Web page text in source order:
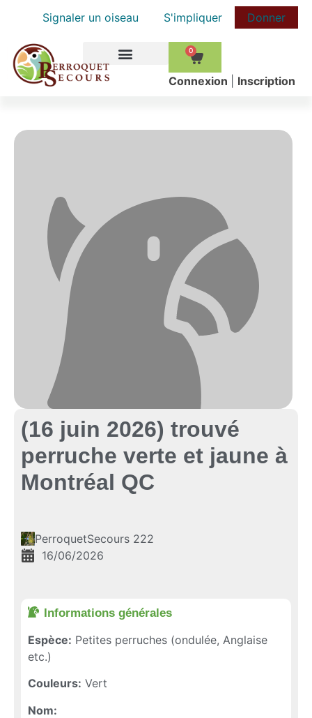
Signaler un oiseau S'impliquer Donner
0
Сonnexion Inscription
(16 juin 2026) trouvé
perruche verte et jaune à
Montréal QC
PerroquetSecours 222
16/06/2026
Informations générales​
Espèce: Petites perruches (ondulée, Anglaise
etc.)
Couleurs: Vert
Nom: